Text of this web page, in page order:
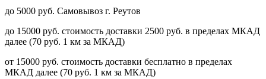
до 5000 руб. Самовывоз г. Реутов
до 15000 руб. стоимость доставки 2500 руб. в пределах МКАД
далее (70 руб. 1 км за МКАД)
от 15000 руб. стоимость доставки бесплатно в пределах
МКАД далее (70 руб. 1 км за МКАД)